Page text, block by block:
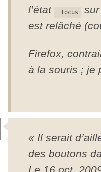
l’état
:focus
est relâché
Firefox,
à la souris ; je
« Il serait
des boutons